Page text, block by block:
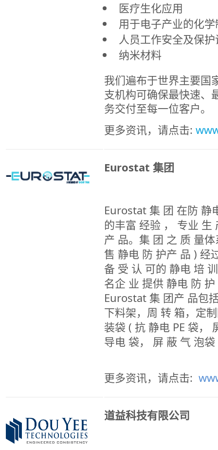
医疗生化应用
用于电子产业的化
人员工作安全及保
纳米材料
我们遍布于世界主要国
支机构可确保最快速、
务交付至每一位客户。
更多资讯，请点击:
Eurostat 集团
Eurostat 集 团 在防 静
的丰富 经验 ， 专业 生
产 品。集 团 之 质 量
售 静电 防 护产 品 ) 经
备 受 认 可的 静电 培
名企 业 提供 静电 防
Eurostat 集 团产 品包
下料架，周 转 箱，定
装袋 ( 抗 静电 PE 袋，
导电 袋， 屏 蔽 气 泡袋
更多资讯，请点击:
道益科技有限公司